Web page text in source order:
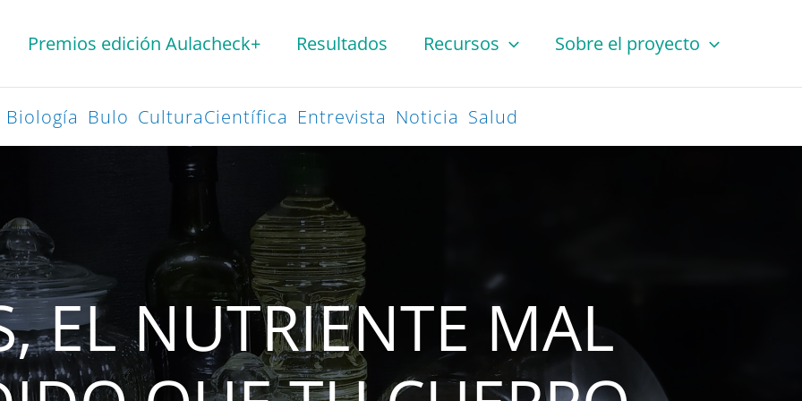
Premios edición Aulacheck+ Resultados Recursos Sobre el proyecto
Biología Bulo CulturaCientífica Entrevista Noticia Salud
EL NUTRIENTE MAL